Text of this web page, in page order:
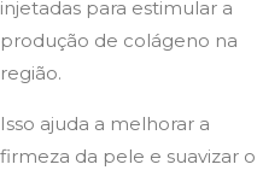
injetadas para estimular a
produção de colágeno na
região.
Isso ajuda a melhorar a
firmeza da pele e suavizar o